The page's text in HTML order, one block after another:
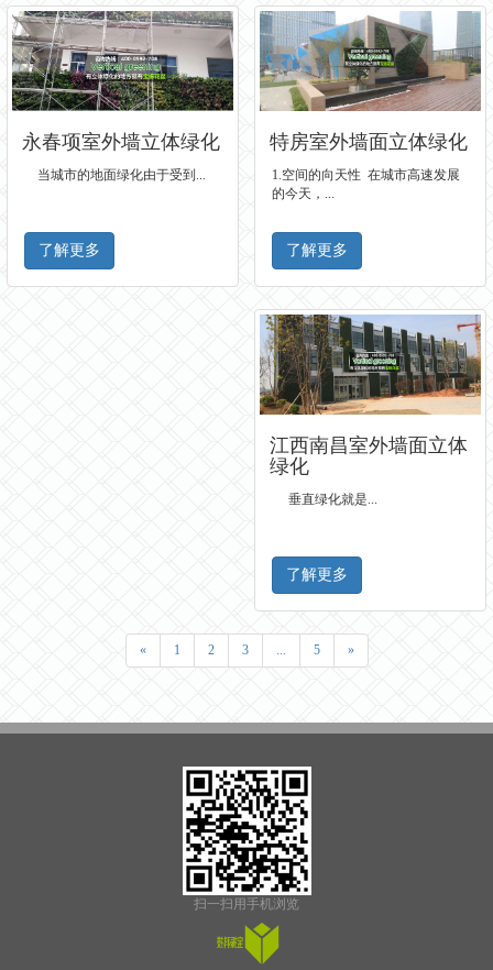
永春项室外墙立体绿化
当城市的地面绿化由于受到...
了解更多
特房室外墙面立体绿化
1.空间的向天性 在城市高速发展
的今天，...
了解更多
江西南昌室外墙面立体
绿化
垂直绿化就是...
了解更多
« 1 2 3 ... 5 »
扫一扫用手机浏览